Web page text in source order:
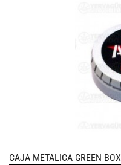
CAJA METALICA GREEN BOX